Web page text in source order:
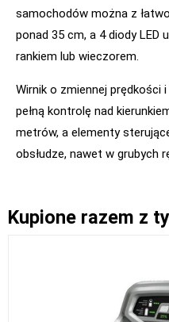
samochodów można z
ponad 35 cm, a 4 diody LED
rankiem lub wieczorem.
Wirnik o zmiennej prędkości
pełną kontrolę nad
metrów, a elementy
obsłudze, nawet w grubych
Kupione razem z